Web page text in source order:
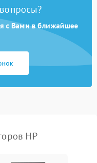
Подробнее →
Подробнее →
₽
с Вами в ближайшее
HP